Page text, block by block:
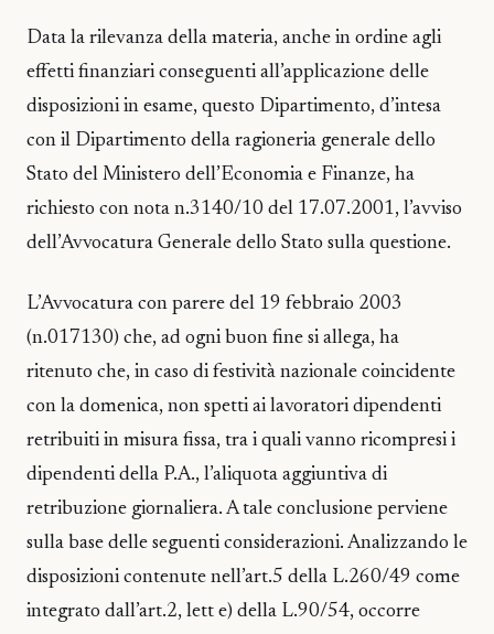
Data la rilevanza della materia, anche in ordine agli
effetti finanziari conseguenti all’applicazione delle
disposizioni in esame, questo Dipartimento, d’intesa
con il Dipartimento della ragioneria generale dello
Stato del Ministero dell’Economia e Finanze, ha
richiesto con nota n.3140/10 del 17.07.2001, l’avviso
dell’Avvocatura Generale dello Stato sulla questione.
L’Avvocatura con parere del 19 febbraio 2003
(n.017130) che, ad ogni buon fine si allega, ha
ritenuto che, in caso di festività nazionale coincidente
con la domenica, non spetti ai lavoratori dipendenti
retribuiti in misura fissa, tra i quali vanno ricompresi i
dipendenti della P.A., l’aliquota aggiuntiva di
retribuzione giornaliera. A tale conclusione perviene
sulla base delle seguenti considerazioni. Analizzando le
disposizioni contenute nell’art.5 della L.260/49 come
integrato dall’art.2, lett e) della L.90/54, occorre